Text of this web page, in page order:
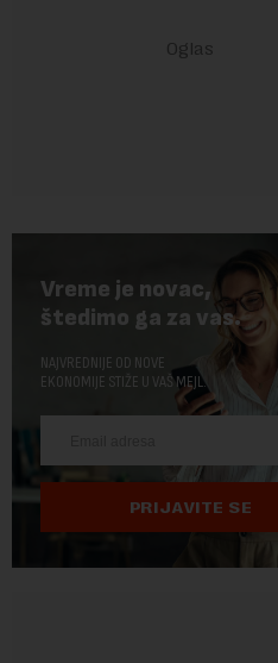
Vreme je novac,
štedimo ga za vas.
NAJVREDNIJE OD NOVE
EKONOMIJE STIŽE U VAŠ MEJL.
PRIJAVITE SE